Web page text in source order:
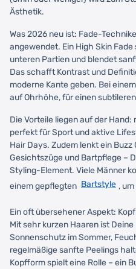
Ästhetik.
Was 2026 neu ist: Fade-
angewendet. Ein High Skin
unteren Partien und blendet
Das schafft Kontrast und
moderne Kante geben. Bei
auf Ohrhöhe, für einen
Die Vorteile liegen auf der
perfekt für Sport und aktive
Hair Days. Zudem lenkt ein
Gesichtszüge und Bartpflege –
Styling-Element. Viele Männer
einem gepflegten Bartstyle ,
Ein oft übersehener Aspekt:
Mit sehr kurzen Haaren ist
Sonnenschutz im Sommer,
regelmäßige sanfte Peelings
Kopfform spielt eine Rolle – ein